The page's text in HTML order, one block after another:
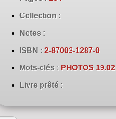
Collection :
Notes :
ISBN : 2-87003-1287-0
Mots-clés : PHOTOS
Livre prêté :